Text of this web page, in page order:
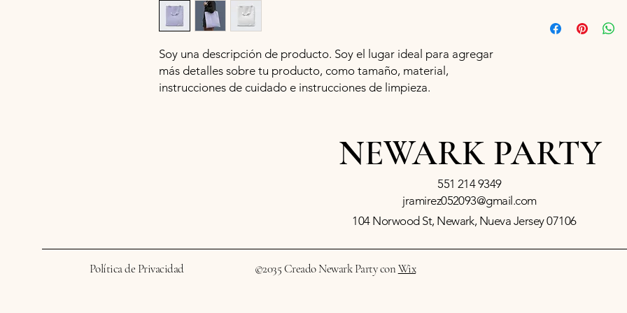
Soy una descripción de producto. Soy el lugar ideal para agregar
más detalles sobre tu producto, como tamaño, material,
instrucciones de cuidado e instrucciones de limpieza.
excelente manera
agregar más
NEWARK PARTY
551 214 9349
jramirez052093@gmail.com
104 Norwood St, Newark, Nueva Jersey 07106
Política de Privacidad ©2035 Creado Newark Party conWix